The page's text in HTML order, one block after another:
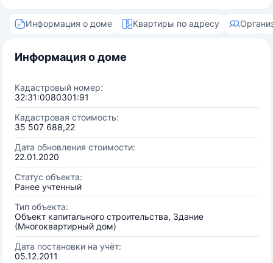
Информация о доме Квартиры по адресу
Информация о доме
Кадастровый номер:
32:31:0080301:91
Кадастровая стоимость:
35 507 688,22
Дата обновления стоимости:
22.01.2020
Статус объекта:
Ранее учтенный
Тип объекта:
Объект капитального строительства, Здание
(Многоквартирный дом)
Дата постановки на учёт:
05.12.2011